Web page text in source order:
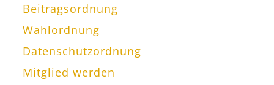
Beitragsordnung
Wahlordnung
Datenschutzordnung
Mitglied werden